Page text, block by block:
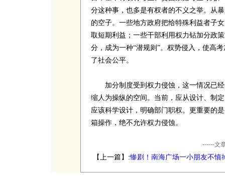
分这种事，也多是有权者的不义之举。从
的空子。一些地方政府把给特殊利益者子
取短期利益；一些干部利用权力钻加分政
分，成为一种“潜规则”。权势侵入，使高
了社会公平。
加分制度受到权力侵蚀，这一情况已经
缩人为操纵的空间。当前，应从设计、制
应该科学设计，明确部门职权。更重要的
箱操作，绝不允许权力侵蚀。
------文
【上一篇】:惨剧！南海广场一小朋友不慎